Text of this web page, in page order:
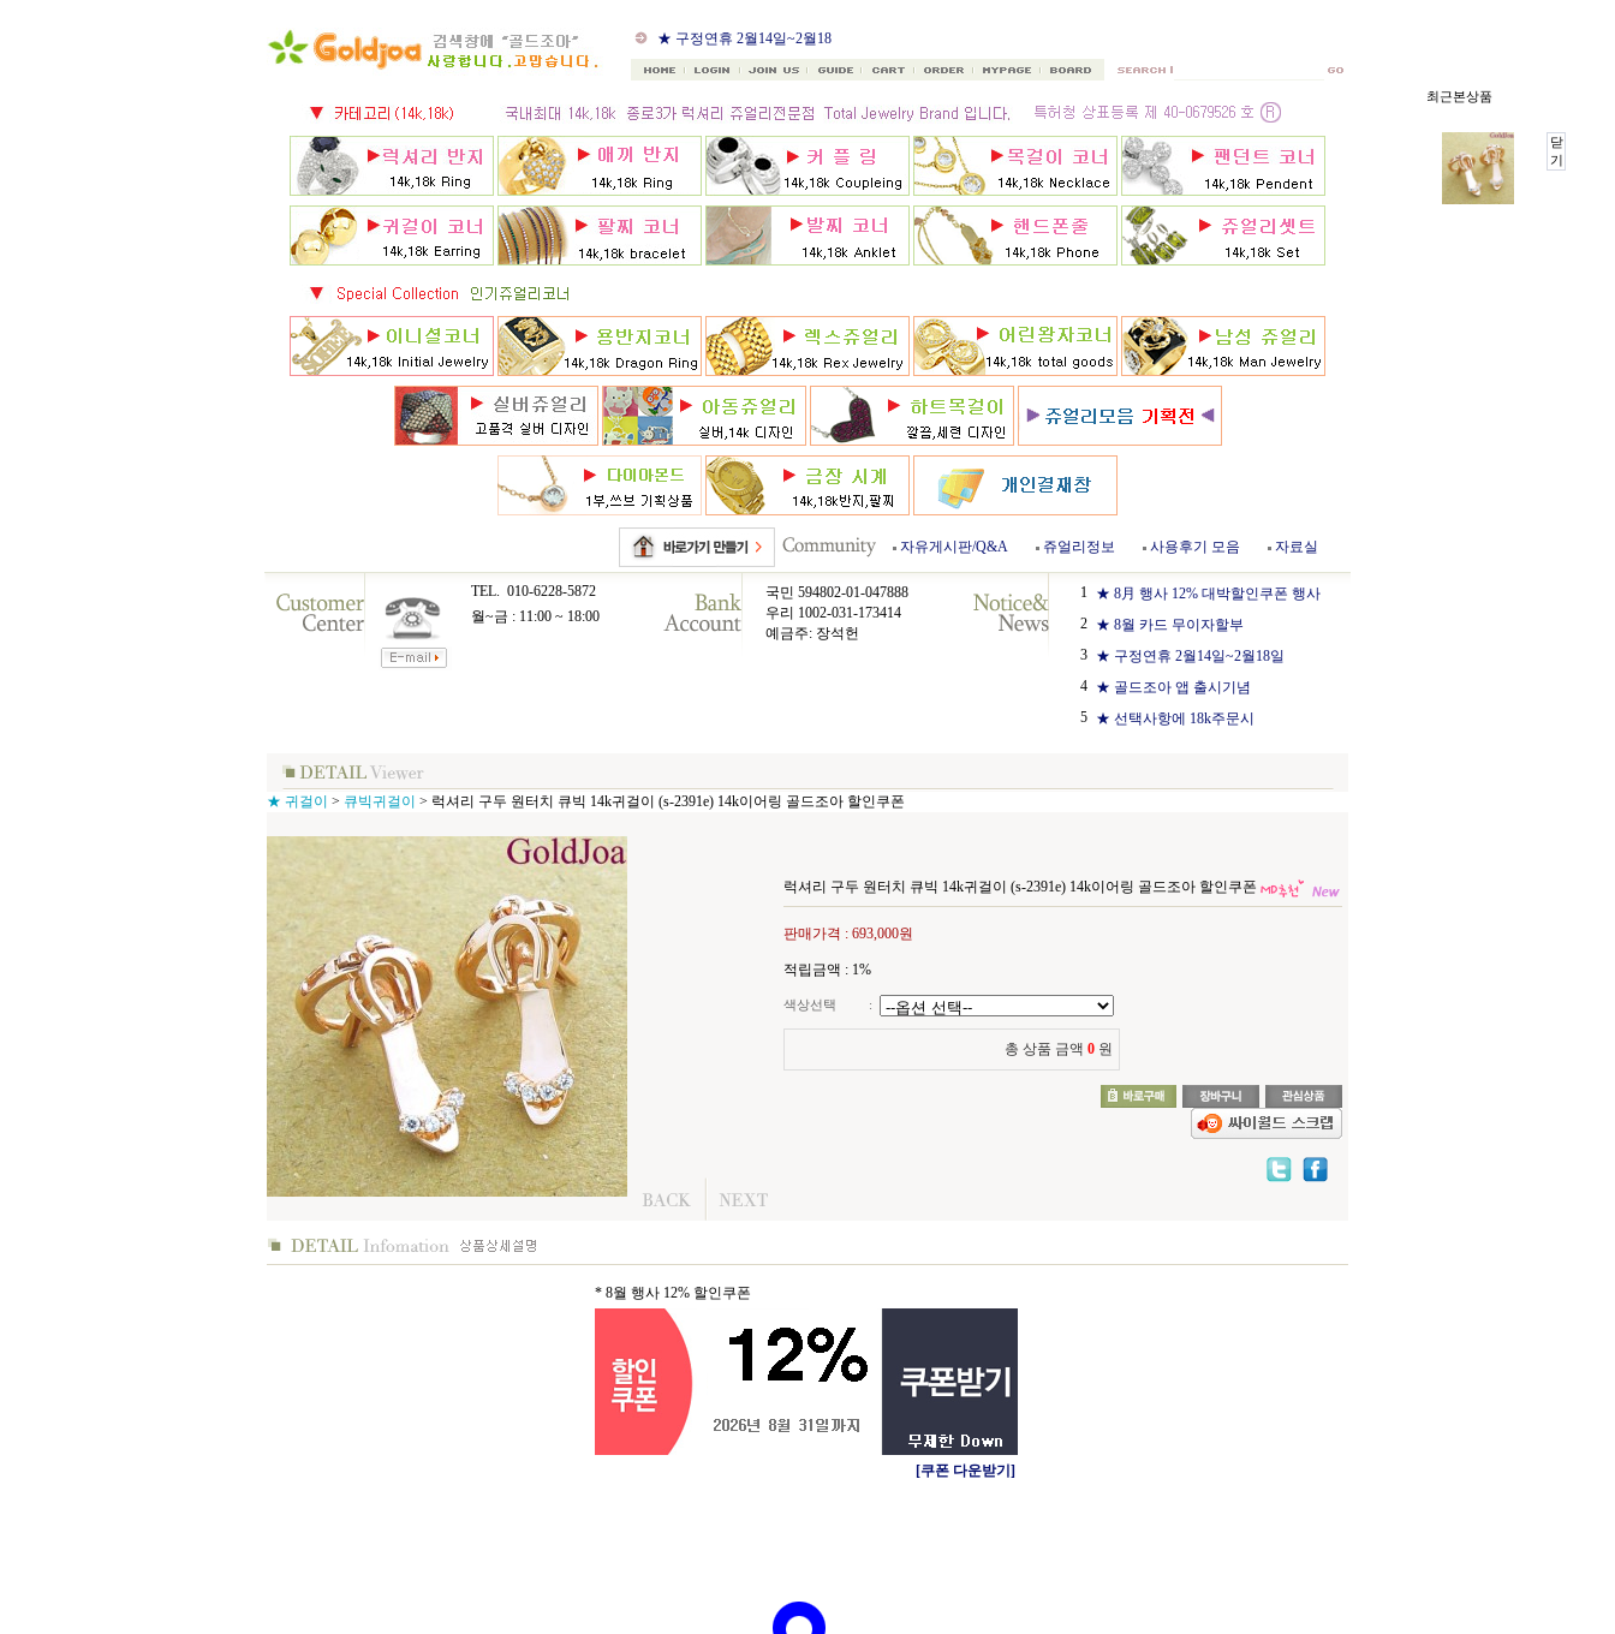
★ 8月 행사 12% 대박할인쿠
폰 행사
일
★ 골드조아 앱 출시기념
★ 선택사항에 18k주문시
자유게시판/Q&A 쥬얼리정보 사용후기 모음 자료실
TEL. 010-6228-5872
월~금 : 11:00 ~ 18:00
국민 594802-01-047888
우리 1002-031-173414
예금주: 장석헌
1 ★ 8月 행사 12% 대박할인쿠폰 행사
2 ★ 8월 카드 무이자할부
3 ★ 구정연휴 2월14일~2월18일
4 ★ 골드조아 앱 출시기념
5 ★ 선택사항에 18k주문시
★ 귀걸이 > 큐빅귀걸이 > 럭셔리 구두 원터치 큐빅 14k귀걸이 (s-2391e) 14k이어링 골드조아 할인쿠폰
럭셔리 구두 원터치 큐빅 14k귀걸이 (s-2391e) 14k이어링 골드조아 할인쿠폰
판매가격 : 693,000원
적립금액 : 1%
색상선택 :
총 상품 금액 0 원
* 8월 행사 12% 할인쿠폰
[쿠폰 다운받기]
최근본상품
닫
기